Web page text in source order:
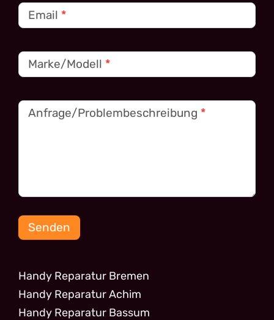
Email *
Marke/Modell *
Anfrage/Problembeschreibung *
Senden
Handy Reparatur Bremen
Handy Reparatur Achim
Handy Reparatur Bassum